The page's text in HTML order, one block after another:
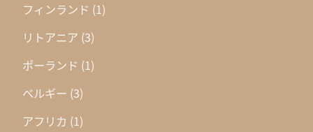
フィンランド (1)
リトアニア (3)
ポーランド (1)
ベルギー (3)
アフリカ (1)